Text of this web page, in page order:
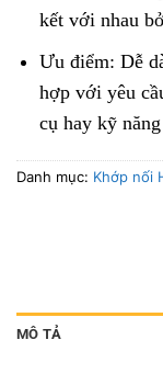
kết với nhau
Ưu điểm: Dễ
hợp với yêu
cụ hay kỹ
Danh mục: Khớp nối
MÔ TẢ